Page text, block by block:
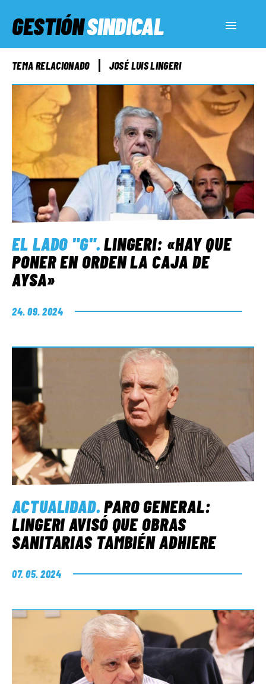
GESTIÓNSINDICAL
ACTUALIDAD
SERVICIOS SOCIALES
INFORMES ESPECIALES
FUERA DE MEGÁFONO
EL LADO «G»
TEMA RELACIONADO JOSÉ LUIS LINGERI
EL LADO "G".LINGERI: «HAY QUE
PONER EN ORDEN LA CAJA DE
AYSA»
24. 09. 2024
ACTUALIDAD.PARO GENERAL:
LINGERI AVISÓ QUE OBRAS
SANITARIAS TAMBIÉN ADHIERE
07. 05. 2024